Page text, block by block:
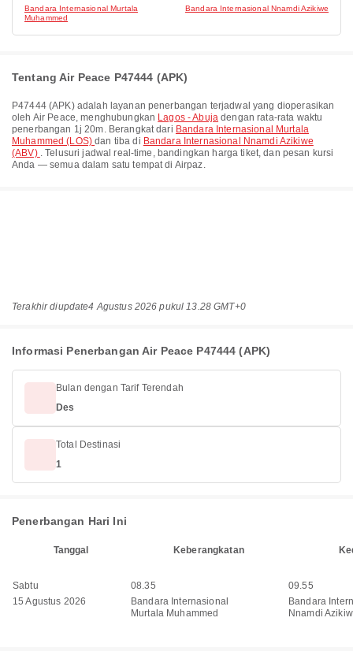
Bandara Internasional Murtala
Muhammed
Bandara Internasional Nnamdi Azikiwe
Tentang Air Peace P47444 (APK)
P47444(APK) adalah layanan penerbangan terjadwal yang dioperasikan
oleh Air Peace, menghubungkan Lagos - Abuja dengan rata-rata waktu
penerbangan 1j 20m. Berangkat dari Bandara Internasional Murtala
Muhammed (LOS)dan tiba di Bandara Internasional Nnamdi Azikiwe
(ABV) . Telusuri jadwal real-time, bandingkan harga tiket, dan pesan kursi
Anda — semua dalam satu tempat di Airpaz.
Terakhir diupdate4 Agustus 2026 pukul 13.28 GMT+0
Informasi Penerbangan Air Peace P47444 (APK)
Bulan dengan Tarif Terendah
Des
Total Destinasi
1
Penerbangan Hari Ini
Tanggal Keberangkatan
Sabtu
15 Agustus 2026
08.35
Bandara Internasional
Murtala Muhammed
09.55
Bandara
Nnamdi